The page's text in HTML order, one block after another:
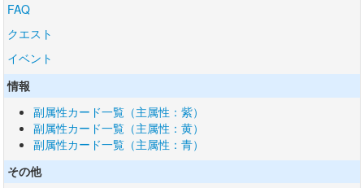
FAQ
クエスト
イベント
情報
副属性カード一覧（主属性：紫）
副属性カード一覧（主属性：黄）
副属性カード一覧（主属性：青）
その他